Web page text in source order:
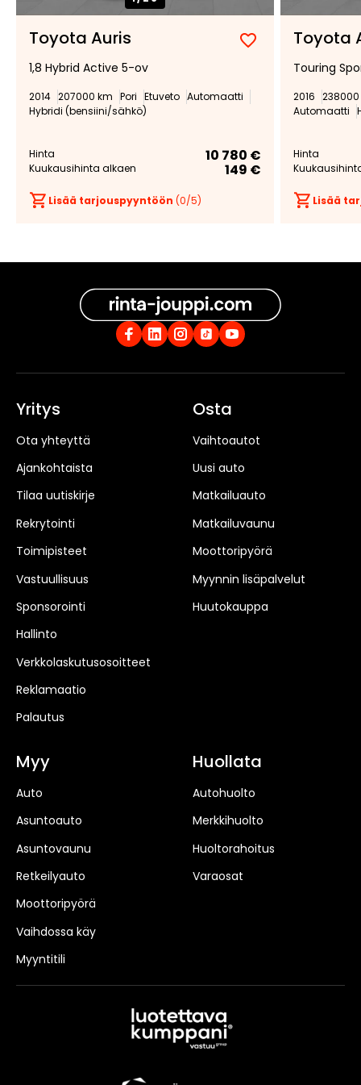
Toyota Auris
Lisää
suosikiksi
Poista
suosikeista
1,8 Hybrid Active 5-ov
2014 207000 km Pori Etuveto Automaatti
Hybridi (bensiini/sähkö)
Hinta 10 780 €
Kuukausihinta alkaen 149 €
Lisää tarjouspyyntöön (0/5)
Toyota
Touring
2016
Automaatti
Hinta
Lisää
Yritys
Ota yhteyttä
Ajankohtaista
Tilaa uutiskirje
Rekrytointi
Toimipisteet
Vastuullisuus
Sponsorointi
Hallinto
Verkkolaskutusosoitteet
Reklamaatio
Palautus
Osta
Vaihtoautot
Uusi auto
Matkailuauto
Matkailuvaunu
Moottoripyörä
Myynnin lisäpalvelut
Huutokauppa
Myy
Auto
Asuntoauto
Asuntovaunu
Retkeilyauto
Moottoripyörä
Vaihdossa käy
Myyntitili
Huollata
Autohuolto
Merkkihuolto
Huoltorahoitus
Varaosat